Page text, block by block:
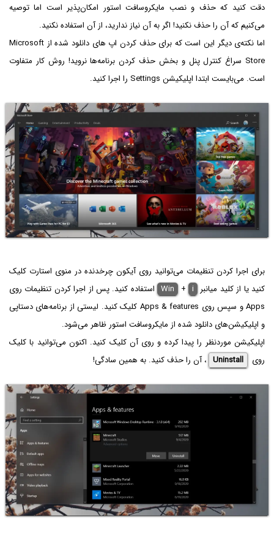
دقت کنید که حذف و نصب مایکروسافت استور امکان‌پذیر است اما توصیه
می‌کنیم که آن را حذف نکنید! اگر به آن نیاز ندارید، از آن استفاده نکنید.
اما نکته‌ی دیگر این است که برای حذف کردن اپ های دانلود شده از Microsoft
Store سراغ کنترل پنل و بخش حذف کردن برنامه‌ها نروید! روش کار متفاوت
است. می‌بایست ابتدا اپلیکیشن Settings را اجرا کنید.
برای اجرا کردن تنظیمات می‌توانید روی آیکون چرخدنده در منوی استارت کلیک
کنید یا از کلید میانبر
Win + i
استفاده کنید. پس از اجرا کردن تنظیمات روی
Apps و سپس روی Apps & features کلیک کنید. لیستی از برنامه‌های دستاپی
و اپلیکیشن‌های دانلود شده از مایکروسافت استور ظاهر می‌شود.
اپلیکیشن موردنظر را پیدا کرده و روی آن کلیک کنید. اکنون می‌توانید با کلیک
روی
Uninstall ، آن را حذف کنید. به همین سادگی!